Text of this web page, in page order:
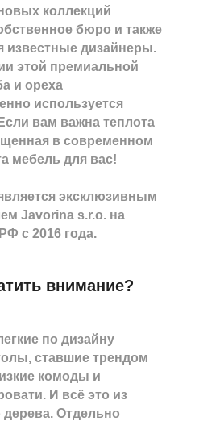
внимание?
коллекций
бюро и также
известные дизайнеры.
этой премиальной
и ореха
используется
вам важна теплота
в современном
мебель для вас!
эксклюзивным
Javorina s.r.o. на
с 2016 года.
по дизайну
ставшие трендом
комоды и
И всё это из
дерева. Отдельно